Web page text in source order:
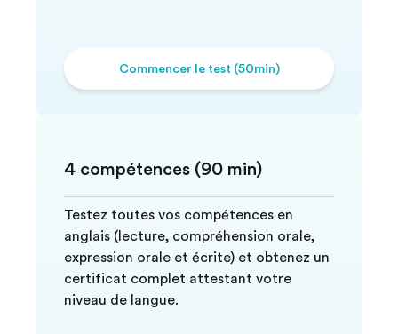
Commencer le test (50min)
4 compétences (90 min)
Testez toutes vos compétences en
anglais (lecture, compréhension orale,
expression orale et écrite) et obtenez un
certificat complet attestant votre
niveau de langue.